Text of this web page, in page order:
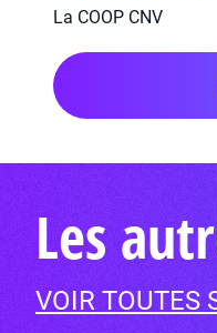
La COOP CNV
Les
VOIR TOUTES